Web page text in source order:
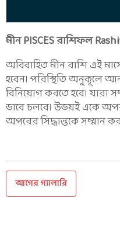
মীন PISCES রাশিফল
অবিবাহিত মীন রাশি এই
হবেন। পরিস্থিতি অনুকূলে
বিনিয়োগ করতে হবে। যারা
ভাবে চলবে। উভয়ই একে
অপরের সিদ্ধান্তকে সম্মান
আগের গ্যালারি